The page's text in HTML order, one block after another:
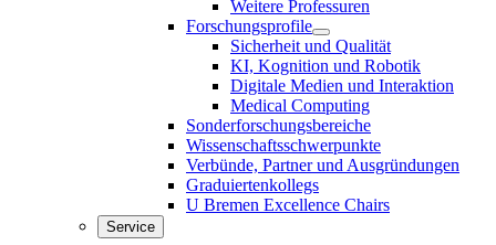
Weitere Professuren
Forschungsprofile
Sicherheit und Qualität
KI, Kognition und Robotik
Digitale Medien und Interaktion
Medical Computing
Sonderforschungsbereiche
Wissenschaftsschwerpunkte
Verbünde, Partner und Ausgründungen
Graduiertenkollegs
U Bremen Excellence Chairs
Service